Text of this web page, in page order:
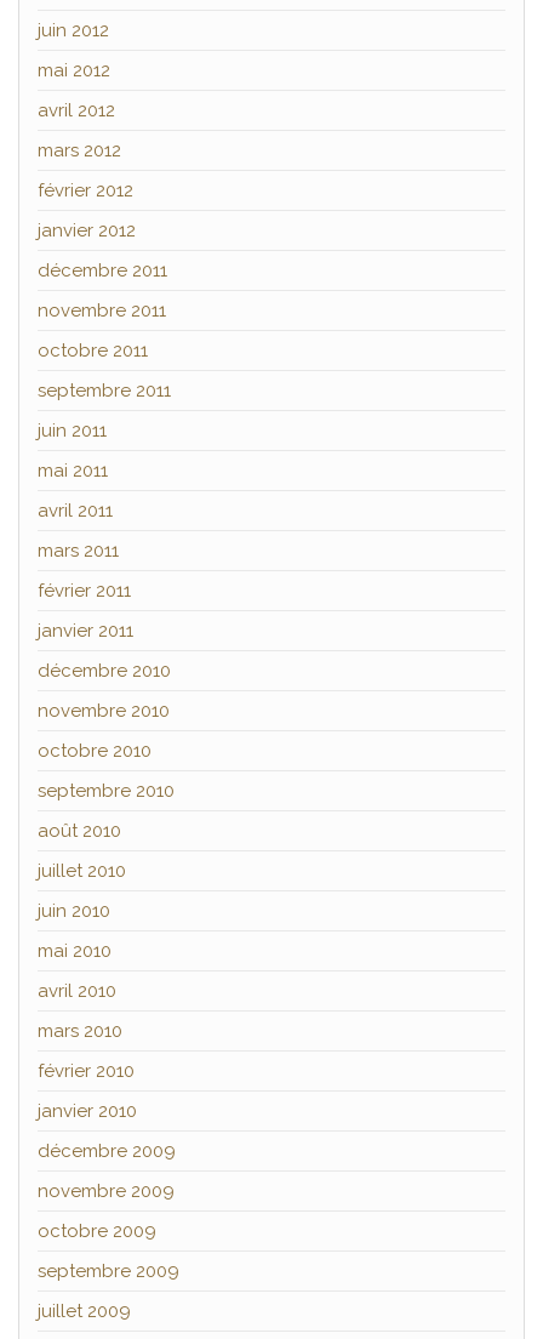
juin 2012
mai 2012
avril 2012
mars 2012
février 2012
janvier 2012
décembre 2011
novembre 2011
octobre 2011
septembre 2011
juin 2011
mai 2011
avril 2011
mars 2011
février 2011
janvier 2011
décembre 2010
novembre 2010
octobre 2010
septembre 2010
août 2010
juillet 2010
juin 2010
mai 2010
avril 2010
mars 2010
février 2010
janvier 2010
décembre 2009
novembre 2009
octobre 2009
septembre 2009
juillet 2009